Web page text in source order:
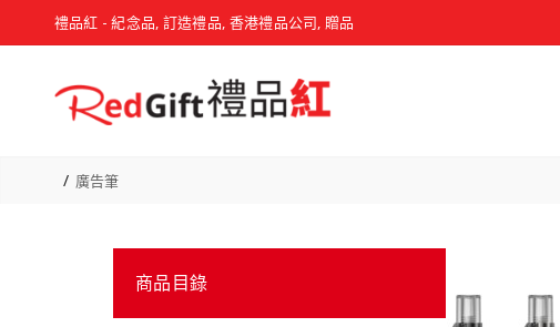
禮品紅 - 紀念品, 訂造禮品, 香港禮品公司, 贈品
廣告筆
商品目錄